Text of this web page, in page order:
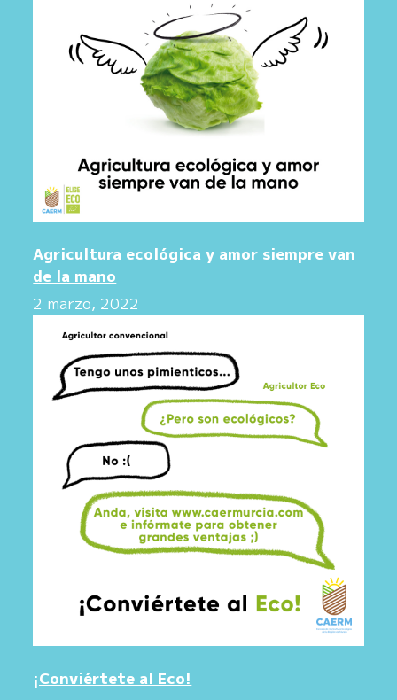
Agricultura ecológica y amor siempre van
de la mano
2 marzo, 2022
¡Conviértete al Eco!